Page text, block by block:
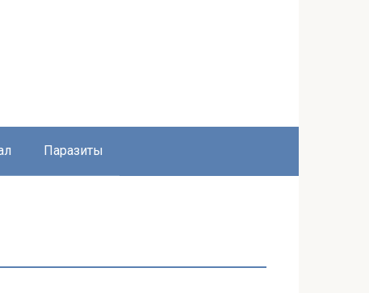
Паразиты